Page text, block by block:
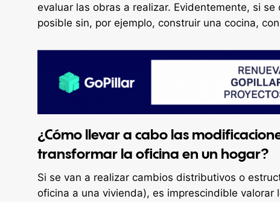
evaluar las obras a realizar. Evidentemente, si
posible sin, por ejemplo, construir una cocina,
¿Cómo llevar a cabo las
transformar la oficina en un hogar?
Si se van a realizar cambios distributivos o
oficina a una vivienda), es imprescindible